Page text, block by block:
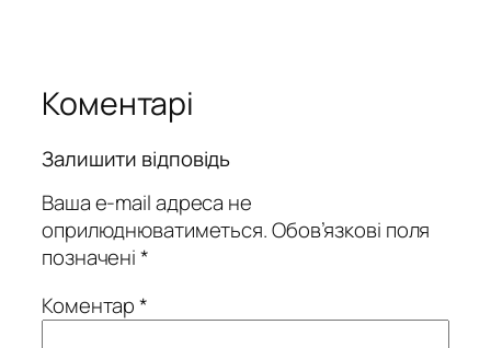
Коментарі
Залишити відповідь
Ваша e-mail адреса не
оприлюднюватиметься.Обов’язкові поля
позначені*
Коментар*